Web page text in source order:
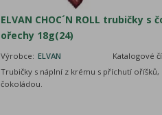
ELVAN CHOC´N ROLL trubičky s
ořechy 18g(24)
Výrobce: ELVAN Katalogové
Trubičky s náplní z krému s příchutí oříšků,
čokoládou.